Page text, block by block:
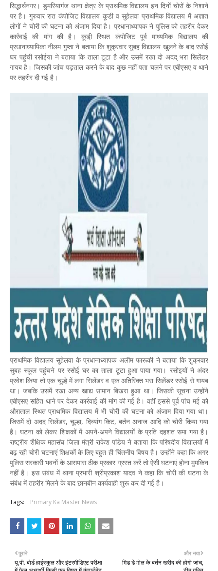
सिद्धार्थनगर। डुमरियागंज थाना क्षेत्र के प्राथमिक विद्यालय इन दिनों चोरों के निशाने
पर है। गुरुवार रात कंपोजिट विद्यालय कूडी व सुहेलवा प्राथमिक विद्यालय में अज्ञात
लोगों ने चोरी की घटना को अंजाम दिया है। प्रधानाध्यापक ने पुलिस को तहरीर देकर
कार्रवाई की मांग की है। कूडी़ स्थित कंपोजिट पूर्व माध्यमिक विद्यालय की
प्रधानाध्यापिका नीलम गुप्ता ने बताया कि शुक्रवार सुबह विद्यालय खुलने के बाद रसोई
घर पहुंची रसोईया ने बताया कि ताला टूटा है और उसमें रखा दो अदद् भरा सिलेंडर
गायब है। जिसकी जांच पड़ताल करने के बाद कुछ नहीं पता चलने पर एबीएसए व थाने
पर तहरीर दी गई है।
प्राथमिक विद्यालय सुहेलवा के प्रधानाध्यापक अलीम फारूकी ने बताया कि शुक्रवार
सुबह स्कूल पहुंचने पर रसोई घर का ताला टूटा हुआ पाया गया। रसोइयों ने अंदर
प्रवेश किया तो एक चूल्हे में लगा सिलेंडर व एक अतिरिक्त भरा सिलेंडर रसोई से गायब
था। जबकि उसमें रखा अन्य खाद्य सामान बिखरा हुआ था। जिसकी सूचना उन्होंने
एबीएसए सहित थाने पर देकर कार्रवाई की मांग की गई है। वहीं इससे पूर्व पांच मई को
औराताल स्थित प्राथमिक विद्यालय में भी चोरी की घटना को अंजाम दिया गया था।
जिसमें दो अदद सिलेंडर, चूल्हा, दिव्यांग किट, बर्तन अनाज आदि को चोरी किया गया
है। घटना को लेकर शिक्षकों में अपने-अपने विद्यालयों के प्रति दहशत समा गया है।
राष्ट्रीय शैक्षिक महासंघ जिला मंत्री राकेश पांडेय ने बताया कि परिषदीय विद्यालयों में
बढ़ रही चोरी घटनाएं शिक्षकों के लिए बहुत ही चिंतनीय विषय है। उन्होंने कहा कि अगर
पुलिस सरकारी भवनों के आसपास ठीक प्रकार ग्रस्त करें तो ऐसी घटनाएं होना मुमकिन
नहीं है। इस संबंध में थाना प्रभारी श्रीप्रकाश यादव ने कहा कि चोरी की घटना के
संबंध में तहरीर मिलने के बाद छानबीन कार्यवाही शुरू कर दी गई है।
Tags: Primary Ka Master News
और नया
मिड डे मील के बर्तन खरीद की होगी जांच,
पुराने
यू.पी. बोर्ड हाईस्कूल और इंटरमीडिएट परीक्षा